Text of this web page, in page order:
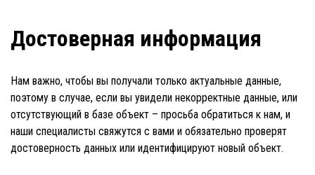
Достоверная информация
Нам важно, чтобы вы получали только актуальные данные,
поэтому в случае, если вы увидели некорректные данные, или
отсутствующий в базе объект – просьба обратиться к нам, и
наши специалисты свяжутся с вами и обязательно проверят
достоверность данных или идентифицируют новый объект.